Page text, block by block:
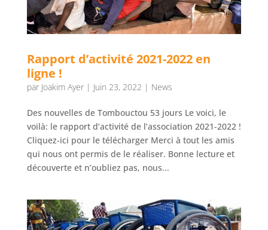
Rapport d’activité 2021-2022 en
ligne !
par Joakim Ayer| Juin 23, 2022 | News
Des nouvelles de Tombouctou 53 jours Le voici, le
voilà: le rapport d’activité de l’association 2021-2022 !
Cliquez-ici pour le télécharger Merci à tout les amis
qui nous ont permis de le réaliser. Bonne lecture et
découverte et n’oubliez pas, nous...